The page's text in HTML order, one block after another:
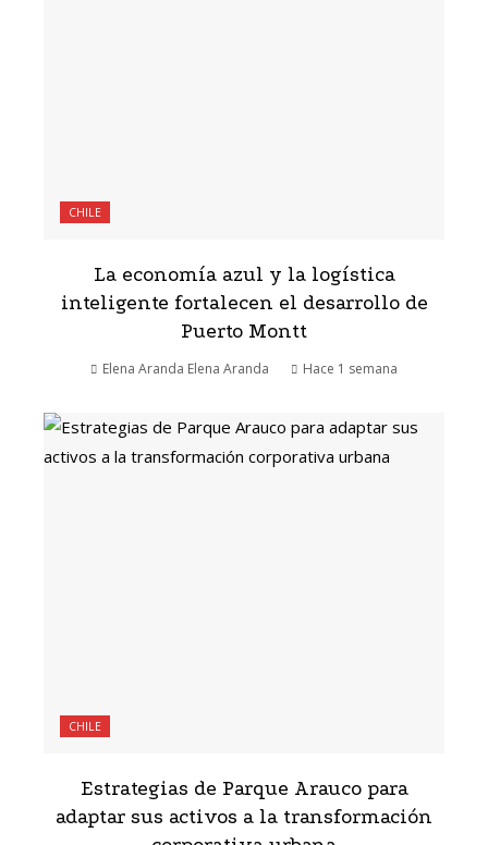
CHILE
La economía azul y la logística
inteligente fortalecen el desarrollo de
Puerto Montt
Elena Aranda Elena Aranda Hace 1 semana
CHILE
Estrategias de Parque Arauco para
adaptar sus activos a la transformación